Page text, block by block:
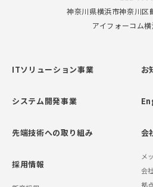
神奈川県横浜市神奈川区
アイフォーコム
ITソリューション事業
システム開発事業
先端技術への取り組み
採用情報
お
会
メ
会
拠